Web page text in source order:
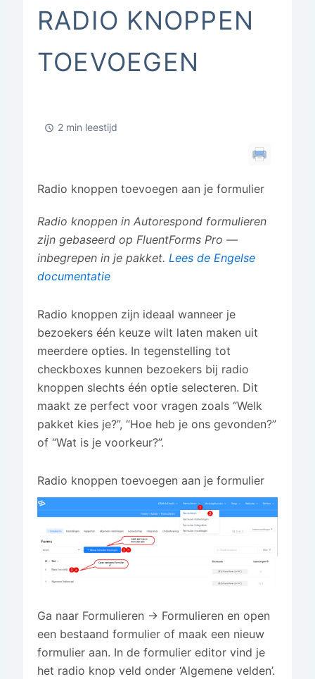
RADIO KNOPPEN
TOEVOEGEN
2 min leestijd
Radio knoppen toevoegen aan je formulier
Radio knoppen in Autorespond formulieren
zijn gebaseerd op FluentForms Pro —
inbegrepen in je pakket. Lees de Engelse
documentatie
Radio knoppen zijn ideaal wanneer je
bezoekers één keuze wilt laten maken uit
meerdere opties. In tegenstelling tot
checkboxes kunnen bezoekers bij radio
knoppen slechts één optie selecteren. Dit
maakt ze perfect voor vragen zoals “Welk
pakket kies je?”, “Hoe heb je ons gevonden?”
of “Wat is je voorkeur?”.
Radio knoppen toevoegen aan je formulier
Ga naar Formulieren → Formulieren en open
een bestaand formulier of maak een nieuw
formulier aan. In de formulier editor vind je
het radio knop veld onder ‘Algemene velden’.